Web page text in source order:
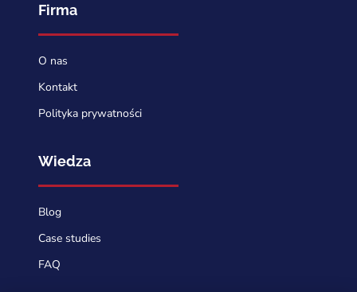
Firma
O nas
Kontakt
Polityka prywatności
Wiedza
Blog
Case studies
FAQ